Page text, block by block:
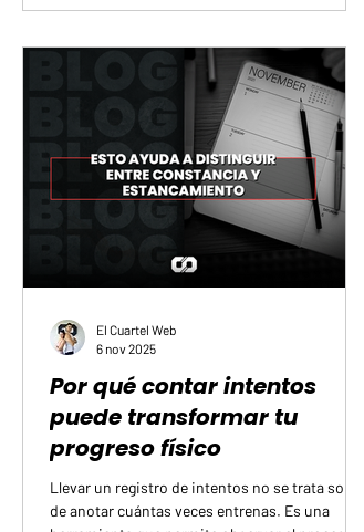
autonomía El desarrollo muscular se orienta
hacia la utilidad práctica para la
Por qué contar intentos
puede transformar tu
progreso físico
Llevar un registro de intentos no se trata solo
de anotar cuántas veces entrenas. Es una
El Cuartel Web
6 nov 2025